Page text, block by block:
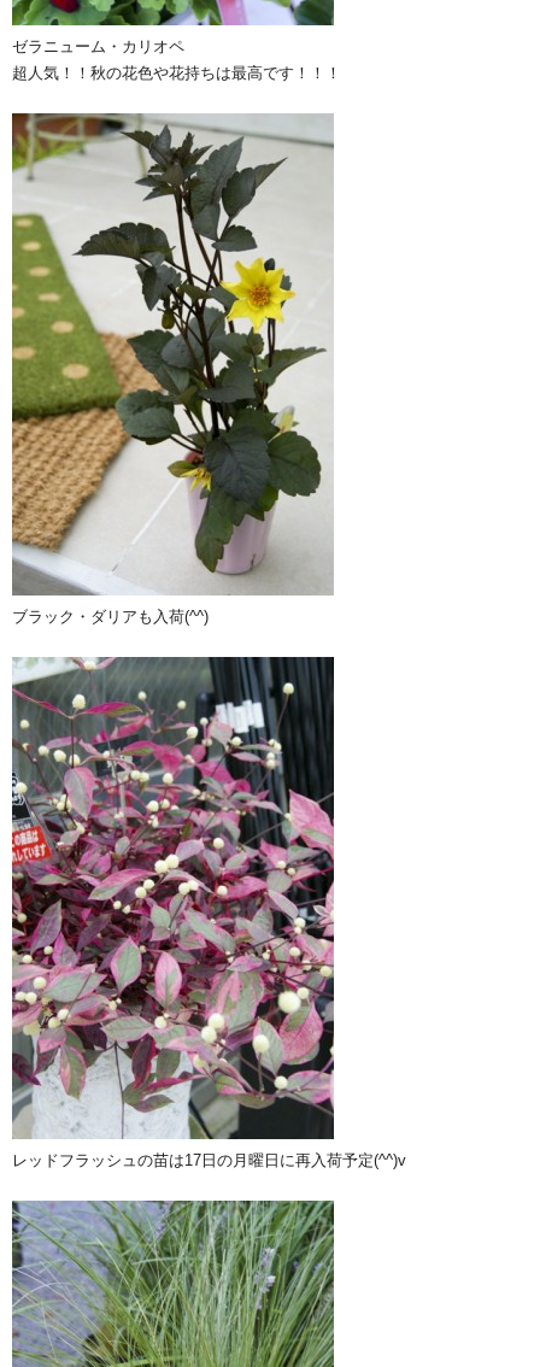
ゼラニューム・カリオペ
超人気！！秋の花色や花持ちは最高です！！！
ブラック・ダリアも入荷(^^)
レッドフラッシュの苗は17日の月曜日に再入荷予定(^^)v